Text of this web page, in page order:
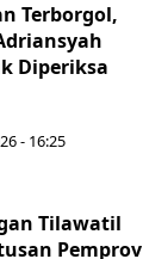
Terborgol,
Diperiksa
- 16:25
Tilawatil
Pemprov